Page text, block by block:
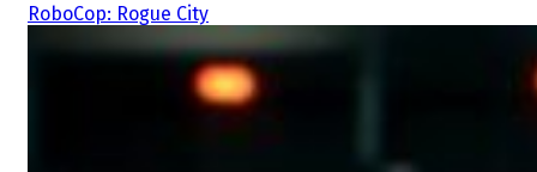
RoboCop: Rogue City